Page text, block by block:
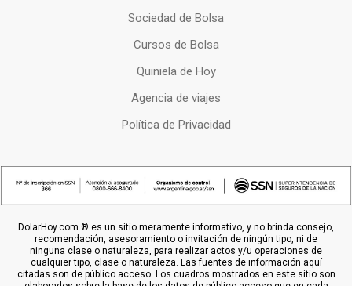
Sociedad de Bolsa
Cursos de Bolsa
Quiniela de Hoy
Agencia de viajes
Política de Privacidad
DolarHoy.com ® es un sitio meramente informativo, y no brinda consejo,
recomendación, asesoramiento o invitación de ningún tipo, ni de
ninguna clase o naturaleza, para realizar actos y/u operaciones de
cualquier tipo, clase o naturaleza. Las fuentes de información aquí
citadas son de público acceso. Los cuadros mostrados en este sitio son